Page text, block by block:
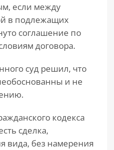
если между
в подлежащих
соглашение по
договора.
суд решил, что
и не
кодекса
сделка,
вида, без намерения